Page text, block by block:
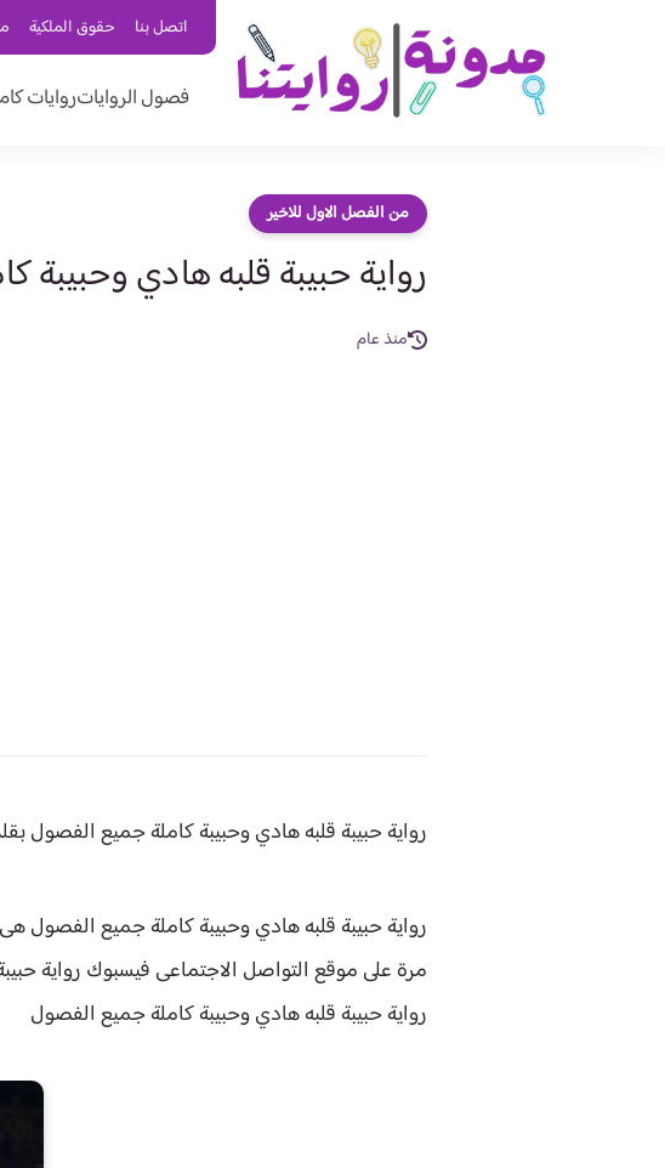
اتصل بنا حقوق الملكية
فصول الرواياتروايات
من الفصل الاول للاخير
رواية حبيبة قلبه هادي
منذ عام
رواية حبيبة قلبه هادي وحبيبةكاملة جميع الفصول
رواية حبيبة قلبه هادي وحبيبة كاملة جميع الفصول
مرة على موقع التواصل الاجتماعى فيسبوك رواية
روايةحبيبة قلبه هادي وحبيبة كاملة جميع الفصول